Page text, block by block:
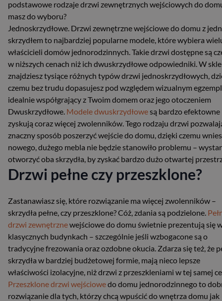
podstawowe rodzaje drzwi zewnętrznych wejściowych do
masz do wyboru?
Jednoskrzydłowe. Drzwi zewnętrzne wejściowe do domu z
skrzydłem to najbardziej popularne modele, które wybiera
właścicieli domów jednorodzinnych. Takie drzwi dostępne są
w niższych cenach niż ich dwuskrzydłowe odpowiedniki. W
znajdziesz tysiące różnych typów drzwi jednoskrzydłowych,
czemu bez trudu dopasujesz pod względem wizualnym
idealnie współgrający z Twoim domem oraz jego otoczeniem
Dwuskrzydłowe. Modele dwuskrzydłowesą bardzo efektowne
zyskują coraz więcej zwolenników. Tego rodzaju drzwi
znaczny sposób poszerzyć wejście do domu, dzięki czemu
nowego, dużego mebla nie będzie stanowiło problemu –
otworzyć oba skrzydła, by zyskać bardzo dużo otwartej
Drzwi pełne czy przeszklone?
Zastanawiasz się, które rozwiązanie ma więcej zwolenników –
skrzydła pełne, czy przeszklone? Cóż, zdania są podzielone.
drzwi zewnętrznewejściowe do domu świetnie prezentują się
klasycznych budynkach – szczególnie jeśli wzbogacone są o
tradycyjne frezowania oraz ozdobne okucia. Zdarza się też, że
skrzydła w bardziej budżetowej formie, mają nieco lepsze
właściwości izolacyjne, niż drzwi z przeszkleniami w tej samej
Przeszklone drzwi wejściowedo domu jednorodzinnego to
rozwiązanie dla tych, którzy chcą wpuścić do wnętrza domu jak